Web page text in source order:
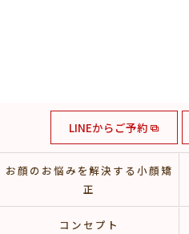
LINEからご予約
お顔のお悩みを解決する小顔矯
正
コンセプト